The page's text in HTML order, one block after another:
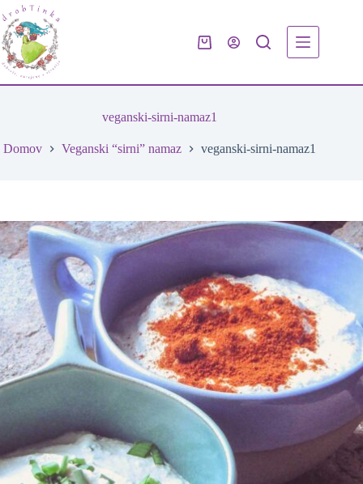
Skip
to
content
Shopping
veganski-sirni-namaz1
Domov Veganski “sirni” namaz veganski-sirni-namaz1